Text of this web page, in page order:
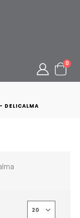
0
DELICALMA